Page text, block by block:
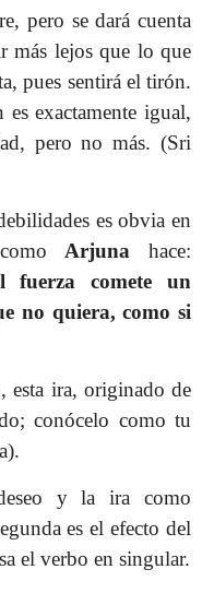
pero se dará cuenta
más lejos que lo que
pues sentirá el tirón.
exactamente igual,
pero no más. (Sri
es obvia en
Arjuna hace:
fuerza comete un
no quiera, como si
esta ira, originado de
conócelo como tu
y la ira como
es el efecto del
el verbo en singular.